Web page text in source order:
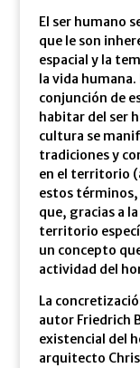
El ser humano
que le son
espacial y la
la vida
conjunción de
habitar del ser
cultura se
tradiciones y
en el territorio
estos términos,
que, gracias a
territorio
un concepto
actividad del
La
autor Friedrich
existencial del
arquitecto